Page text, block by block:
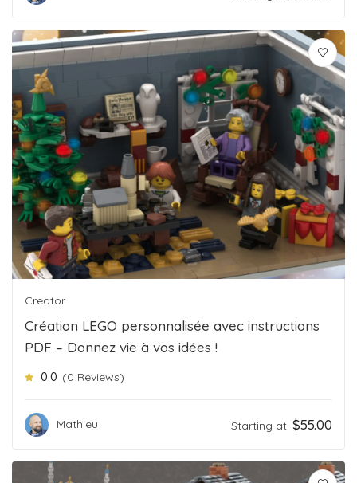
Creator
Création LEGO personnalisée avec instructions
PDF – Donnez vie à vos idées !
0.0 (0 Reviews)
Mathieu Starting at: $55.00